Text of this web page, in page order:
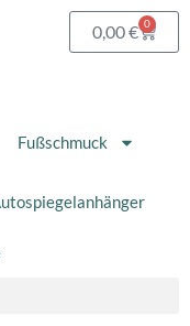
0,00€ 0
Fußschmuck